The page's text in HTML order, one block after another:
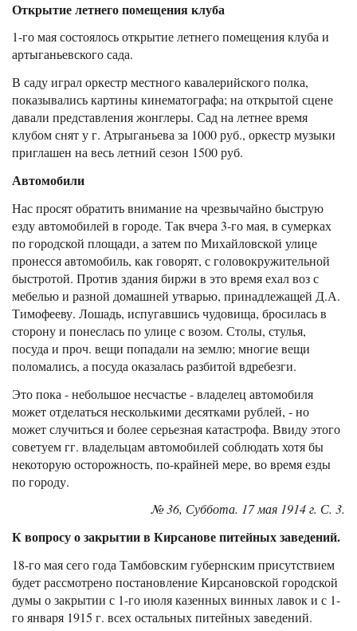
Открытие летнего помещения клуба
1-го мая состоялось открытие летнего помещения клуба и
артыганьевского сада.
В саду играл оркестр местного кавалерийского полка,
показывались картины кинематографа; на открытой сцене
давали представления жонглеры. Сад на летнее время
клубом снят у г. Атрыганьева за 1000 руб., оркестр музыки
приглашен на весь летний сезон 1500 руб.
Автомобили
Нас просят обратить внимание на чрезвычайно быструю
езду автомобилей в городе. Так вчера 3-го мая, в сумерках
по городской площади, а затем по Михайловской улице
пронесся автомобиль, как говорят, с головокружительной
быстротой. Против здания биржи в это время ехал воз с
мебелью и разной домашней утварью, принадлежащей Д.А.
Тимофееву. Лошадь, испугавшись чудовища, бросилась в
сторону и понеслась по улице с возом. Столы, стулья,
посуда и проч. вещи попадали на землю; многие вещи
поломались, а посуда оказалась разбитой вдребезги.
Это пока - небольшое несчастье - владелец автомобиля
может отделаться несколькими десятками рублей, - но
может случиться и более серьезная катастрофа. Ввиду этого
советуем гг. владельцам автомобилей соблюдать хотя бы
некоторую осторожность, по-крайней мере, во время езды
по городу.
№ 36, Суббота. 17 мая 1914 г. С. 3.
К вопросу о закрытии в Кирсанове питейных заведений.
18-го мая сего года Тамбовским губернским присутствием
будет рассмотрено постановление Кирсановской городской
думы о закрытии с 1-го июля казенных винных лавок и с 1-
го января 1915 г. всех остальных питейных заведений.